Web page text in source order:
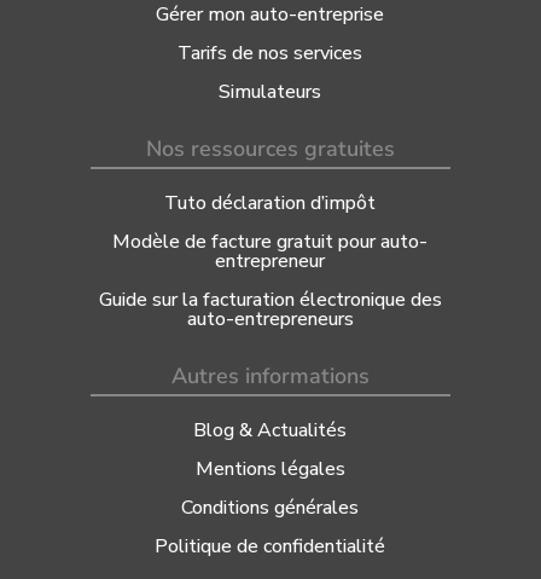
Gérer mon auto-entreprise
Tarifs de nos services
Simulateurs
Nos ressources gratuites
Tuto déclaration d’impôt
Modèle de facture gratuit pour auto-
entrepreneur
Guide sur la facturation électronique des
auto-entrepreneurs
Autres informations
Blog & Actualités
Mentions légales
Conditions générales
Politique de confidentialité